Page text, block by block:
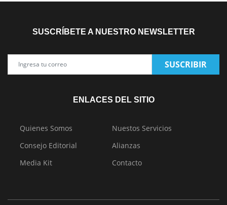
SUSCRÍBETE A NUESTRO NEWSLETTER
SUSCRIBIR
ENLACES DEL SITIO
Quienes Somos
Nuestos Servicios
Consejo Editorial
Alianzas
Media Kit
Contacto